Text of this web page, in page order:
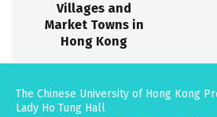
Villages and
Market Towns in
Hong Kong
The Chinese University of Hong Kong
Lady Ho Tung Hall